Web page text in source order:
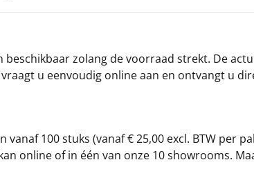
beschikbaar zolang de voorraad strekt. De
u eenvoudig online aan en ontvangt u
vanaf 100 stuks (vanaf € 25,00 excl. BTW per
online of in één van onze 10 showrooms.